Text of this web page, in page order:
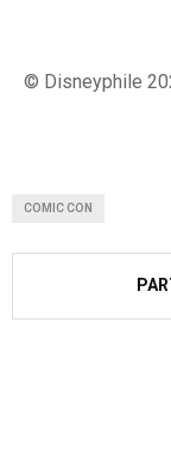
© Disneyphile
COMIC CON